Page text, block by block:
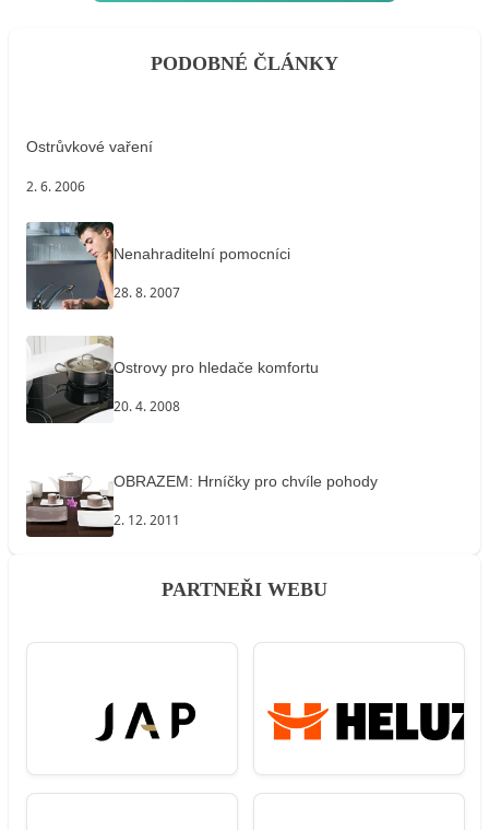
PODOBNÉ ČLÁNKY
Ostrůvkové vaření
2. 6. 2006
Nenahraditelní pomocníci
28. 8. 2007
Ostrovy pro hledače komfortu
20. 4. 2008
OBRAZEM: Hrníčky pro chvíle pohody
2. 12. 2011
PARTNEŘI WEBU